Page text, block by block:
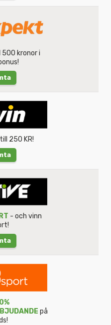
500 kronor i
250 KR!
- och vinn
på